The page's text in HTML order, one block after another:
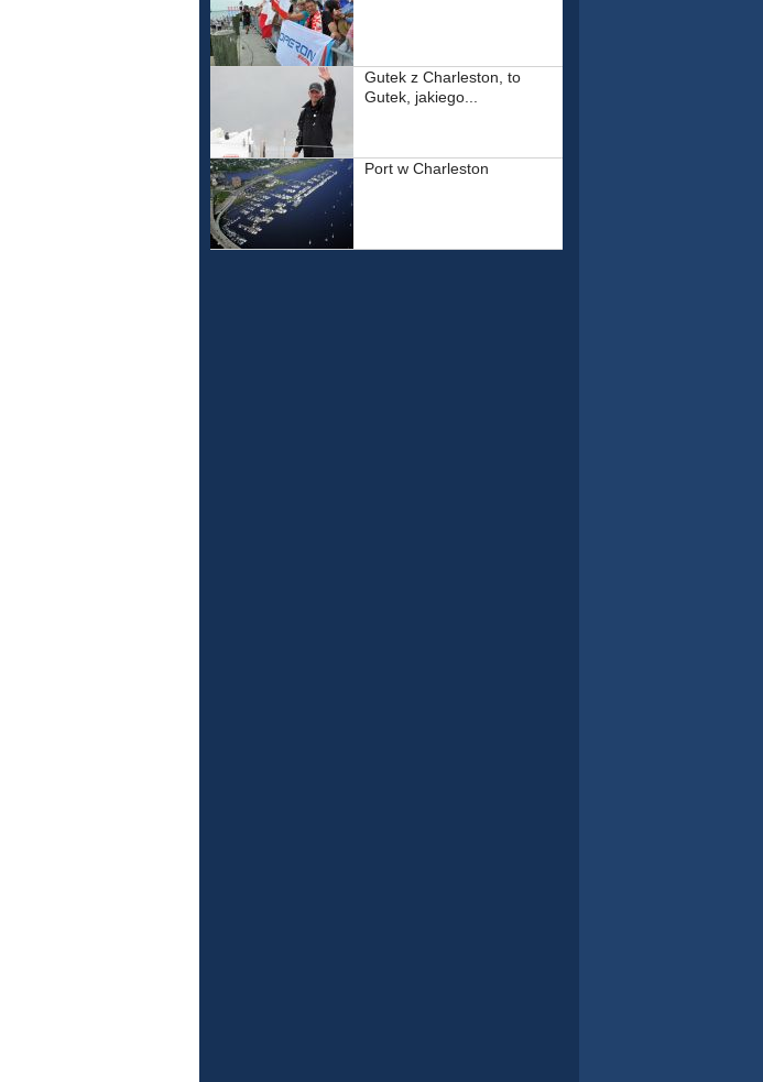
Gutek z Charleston, to
Gutek, jakiego...
Port w Charleston